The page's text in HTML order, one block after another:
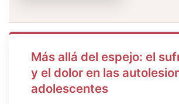
Más allá del espejo: el
y el dolor en las
adolescentes